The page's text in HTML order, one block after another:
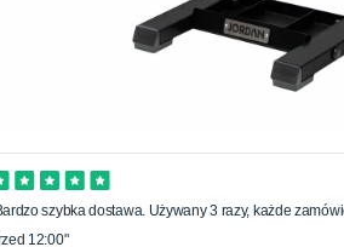
szybka dostawa. Używany 3 razy, każde
12:00"